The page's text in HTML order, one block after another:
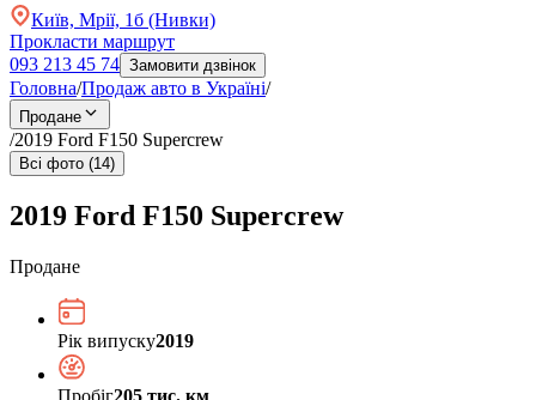
Київ, Мрії, 1б (Нивки)
Прокласти маршрут
093 213 45 74 Замовити дзвінок
Головна/Продаж авто в Україні/
Продане
/2019 Ford F150 Supercrew
Всі фото (14)
2019 Ford F150 Supercrew
Продане
Рік випуску2019
Пробіг205 тис. км